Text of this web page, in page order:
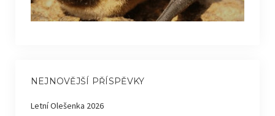
NEJNOVĚJŠÍ PŘÍSPĚVKY
Letní Olešenka 2026